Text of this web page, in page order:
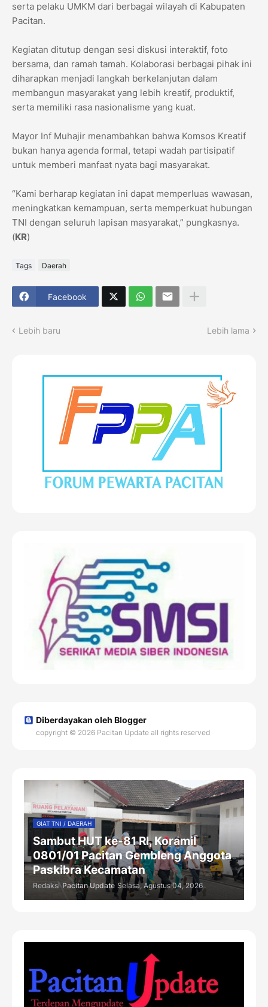
serta pelaku UMKM dari berbagai wilayah di Kabupaten
Pacitan.
Kegiatan ditutup dengan sesi diskusi interaktif, foto
bersama, dan ramah tamah. Kolaborasi berbagai pihak ini
diharapkan menjadi langkah berkelanjutan dalam
membangun masyarakat yang lebih kreatif, produktif,
serta memiliki rasa nasionalisme yang kuat.
Mayor Inf Muhajir menambahkan bahwa Komsos Kreatif
bukan hanya agenda formal, tetapi wadah partisipatif
untuk memberi manfaat nyata bagi masyarakat.
“Kami berharap kegiatan ini dapat memperluas wawasan,
meningkatkan kemampuan, serta memperkuat hubungan
TNI dengan seluruh lapisan masyarakat,” pungkasnya.
(KR)
Tags Daerah
Facebook
Lebih baru Lebih lama
Diberdayakan oleh Blogger
copyright © 2026 Pacitan Update all rights reserved
GIAT TNI / DAERAH
Sambut HUT ke-81 RI, Koramil
0801/01 Pacitan Gembleng Anggota
Paskibra Kecamatan
Redaksi Pacitan Update Selasa, Agustus 04, 2026